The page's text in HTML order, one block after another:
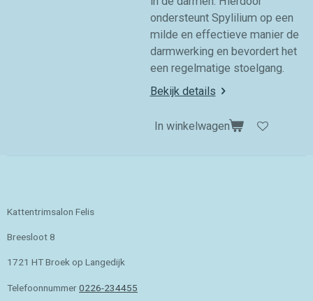
ondersteunt Spylilium op een
milde en effectieve manier de
darmwerking en bevordert het
een regelmatige stoelgang.
Bekijk details
In winkelwagen
Kattentrimsalon Felis
Breesloot 8
1721 HT Broek op Langedijk
Telefoonnummer0226-234455